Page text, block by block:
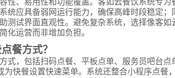
统应具备弱网运行能力，确保高峰时段稳定
测试界面直观性。避免复杂系统，选择像客如
化运营而非增加负担。
餐方式？
式，包括扫码点餐、平板点单、服务员吧台
为快餐设置快速菜单。系统还整合小程序点
*我的姓名
附加留言